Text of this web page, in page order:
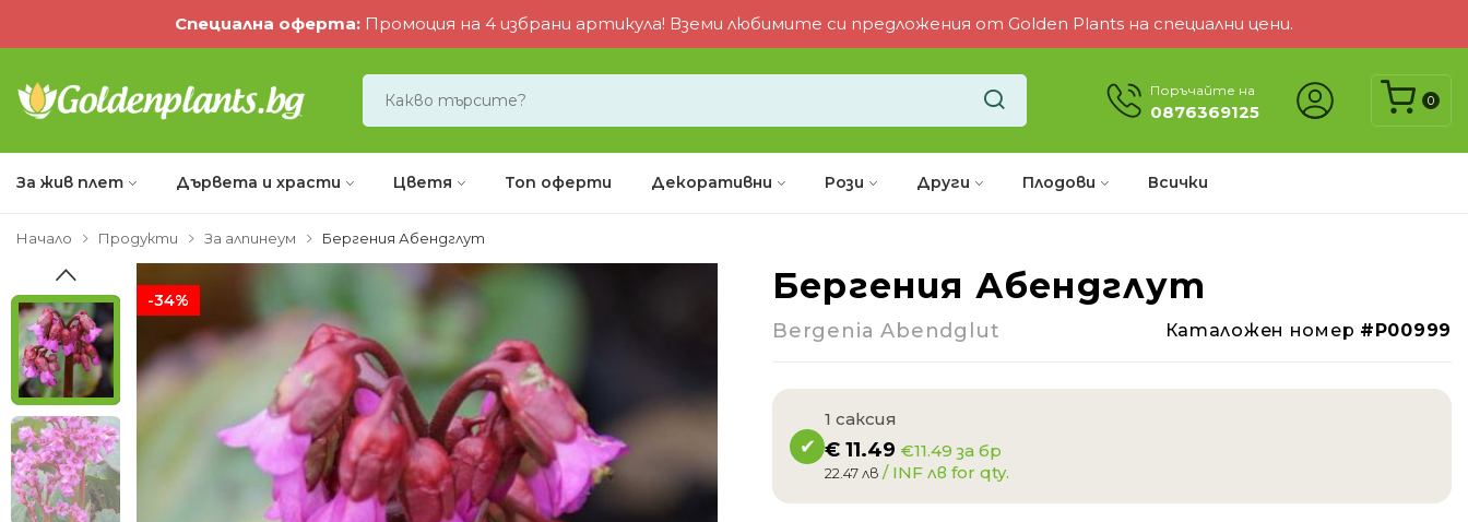
Специална оферта: Промоция на 4 избрани артикула! Вземи любимите си предложения от Golden Plants на специални цени.
Поръчайте на
0876369125
0
За жив плет Дървета и храсти Цветя Топ оферти Декоративни Рози Други Плодови Всички
Начало Продукти За алпинеум Бергения Абендглут
-34% Бергения Абендглут
Bergenia Abendglut Каталожен номер #P00999
1 саксия
€ 11.49 €11.49 за бр
22.47 лв / INF лв for qty.